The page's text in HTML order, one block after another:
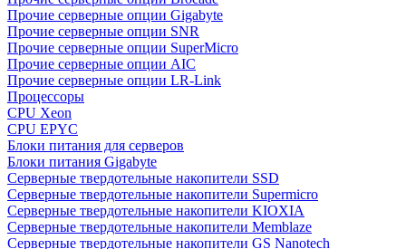
Прочие серверные опции Gigabyte
Прочие серверные опции SNR
Прочие серверные опции SuperMicro
Прочие серверные опции AIC
Прочие серверные опции LR-Link
Процессоры
CPU Xeon
CPU EPYC
Блоки питания для серверов
Блоки питания Gigabyte
Серверные твердотельные накопители SSD
Cерверные твердотельные накопители Supermicro
Cерверные твердотельные накопители KIOXIA
Cерверные твердотельные накопители Memblaze
Cерверные твердотельные накопители GS Nanotech